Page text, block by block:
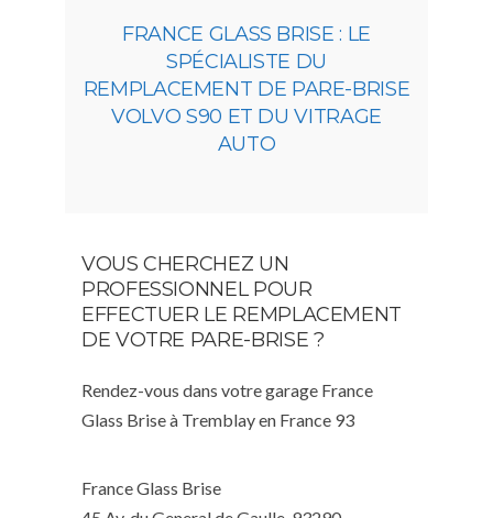
FRANCE GLASS BRISE : LE
SPÉCIALISTE DU
REMPLACEMENT DE PARE-BRISE
VOLVO S90 ET DU VITRAGE
AUTO
VOUS CHERCHEZ UN
PROFESSIONNEL POUR
EFFECTUER LE REMPLACEMENT
DE VOTRE PARE-BRISE ?
Rendez-vous dans votre garage France
Glass Brise à Tremblay en France 93
France Glass Brise